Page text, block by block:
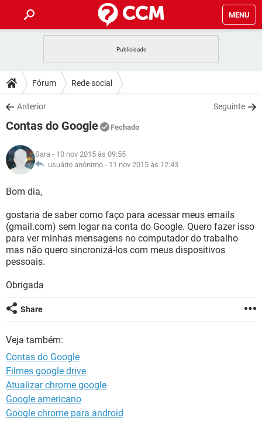
MENU
CELULAR
OUTLOOK
INSTAGRAM
GUIA DE COMPRAS
DICAS
JOGOS
INSTAGRAM
GUIA DE COMPRAS
DOWNLOADS
JOGOS
CELULAR
OUTLOOK EXCEL
INSTAGRAM
JOGOS
CELULAR
OUTLOOK
INSTAGRAM GMAIL
GUIA DE COMPRAS
GLOSSÁRIO
JOGOS
OUTLOOK EXCEL
INSTAGRAM GMAIL
GUIA DE COMPRAS
Fórum Rede social
Anterior Seguinte
Contas do Google Fechado
Sara - 10 nov 2015 às 09:55
usuário anônimo - 11 nov 2015 às 12:43
Bom dia,
gostaria de saber como faço para acessar meus emails
(gmail.com) sem logar na conta do Google. Quero fazer isso
para ver minhas mensagens no computador do trabalho
mas não quero sincronizá-los com meus dispositivos
pessoais.
Obrigada
Share
Veja também:
Contas do Google
Filmes google drive
Atualizar chrome google
Google americano
Google chrome para android